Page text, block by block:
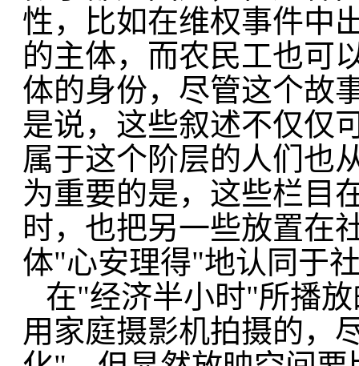
性，比如在维权事件中
的主体，而农民工也可
体的身份，尽管这个故
是说，这些叙述不仅仅
属于这个阶层的人们也
为重要的是，这些栏目
时，也把另一些放置在
体"心安理得"地认同于
在"经济半小时"所播
用家庭摄影机拍摄的，